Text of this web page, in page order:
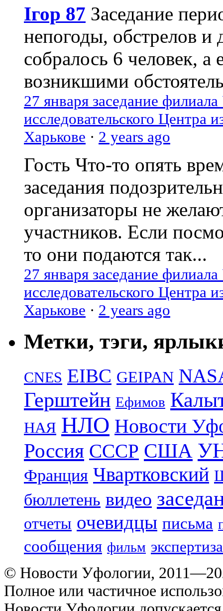
Ігор 87 Заседание
непогоды, обстрелов и
собралось 6 человек, а
возникшими
27 января заседание
исследовательского Центра
Харькове · 2 years ago
Гость Что-то опять
заседания
организаторы не
участников. Если
то они подаются так...
27 января заседание
исследовательского Центра
Харькове · 2 years ago
Метки, тэги,
CNES EIBC GEIPAN
Герштейн Ефимов
НАЯ НЛО Новости
Россия СССР США
Франция Чвартковский
бюллетень видео
отчеты очевидцы письма
сообщения фильм экспертиза
© Новости Уфологии,
Полное или частичное